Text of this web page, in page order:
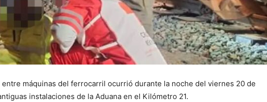
entre máquinas del ferrocarril ocurrió durante la noche del viernes 20 de
instalaciones de la Aduana en el Kilómetro 21.